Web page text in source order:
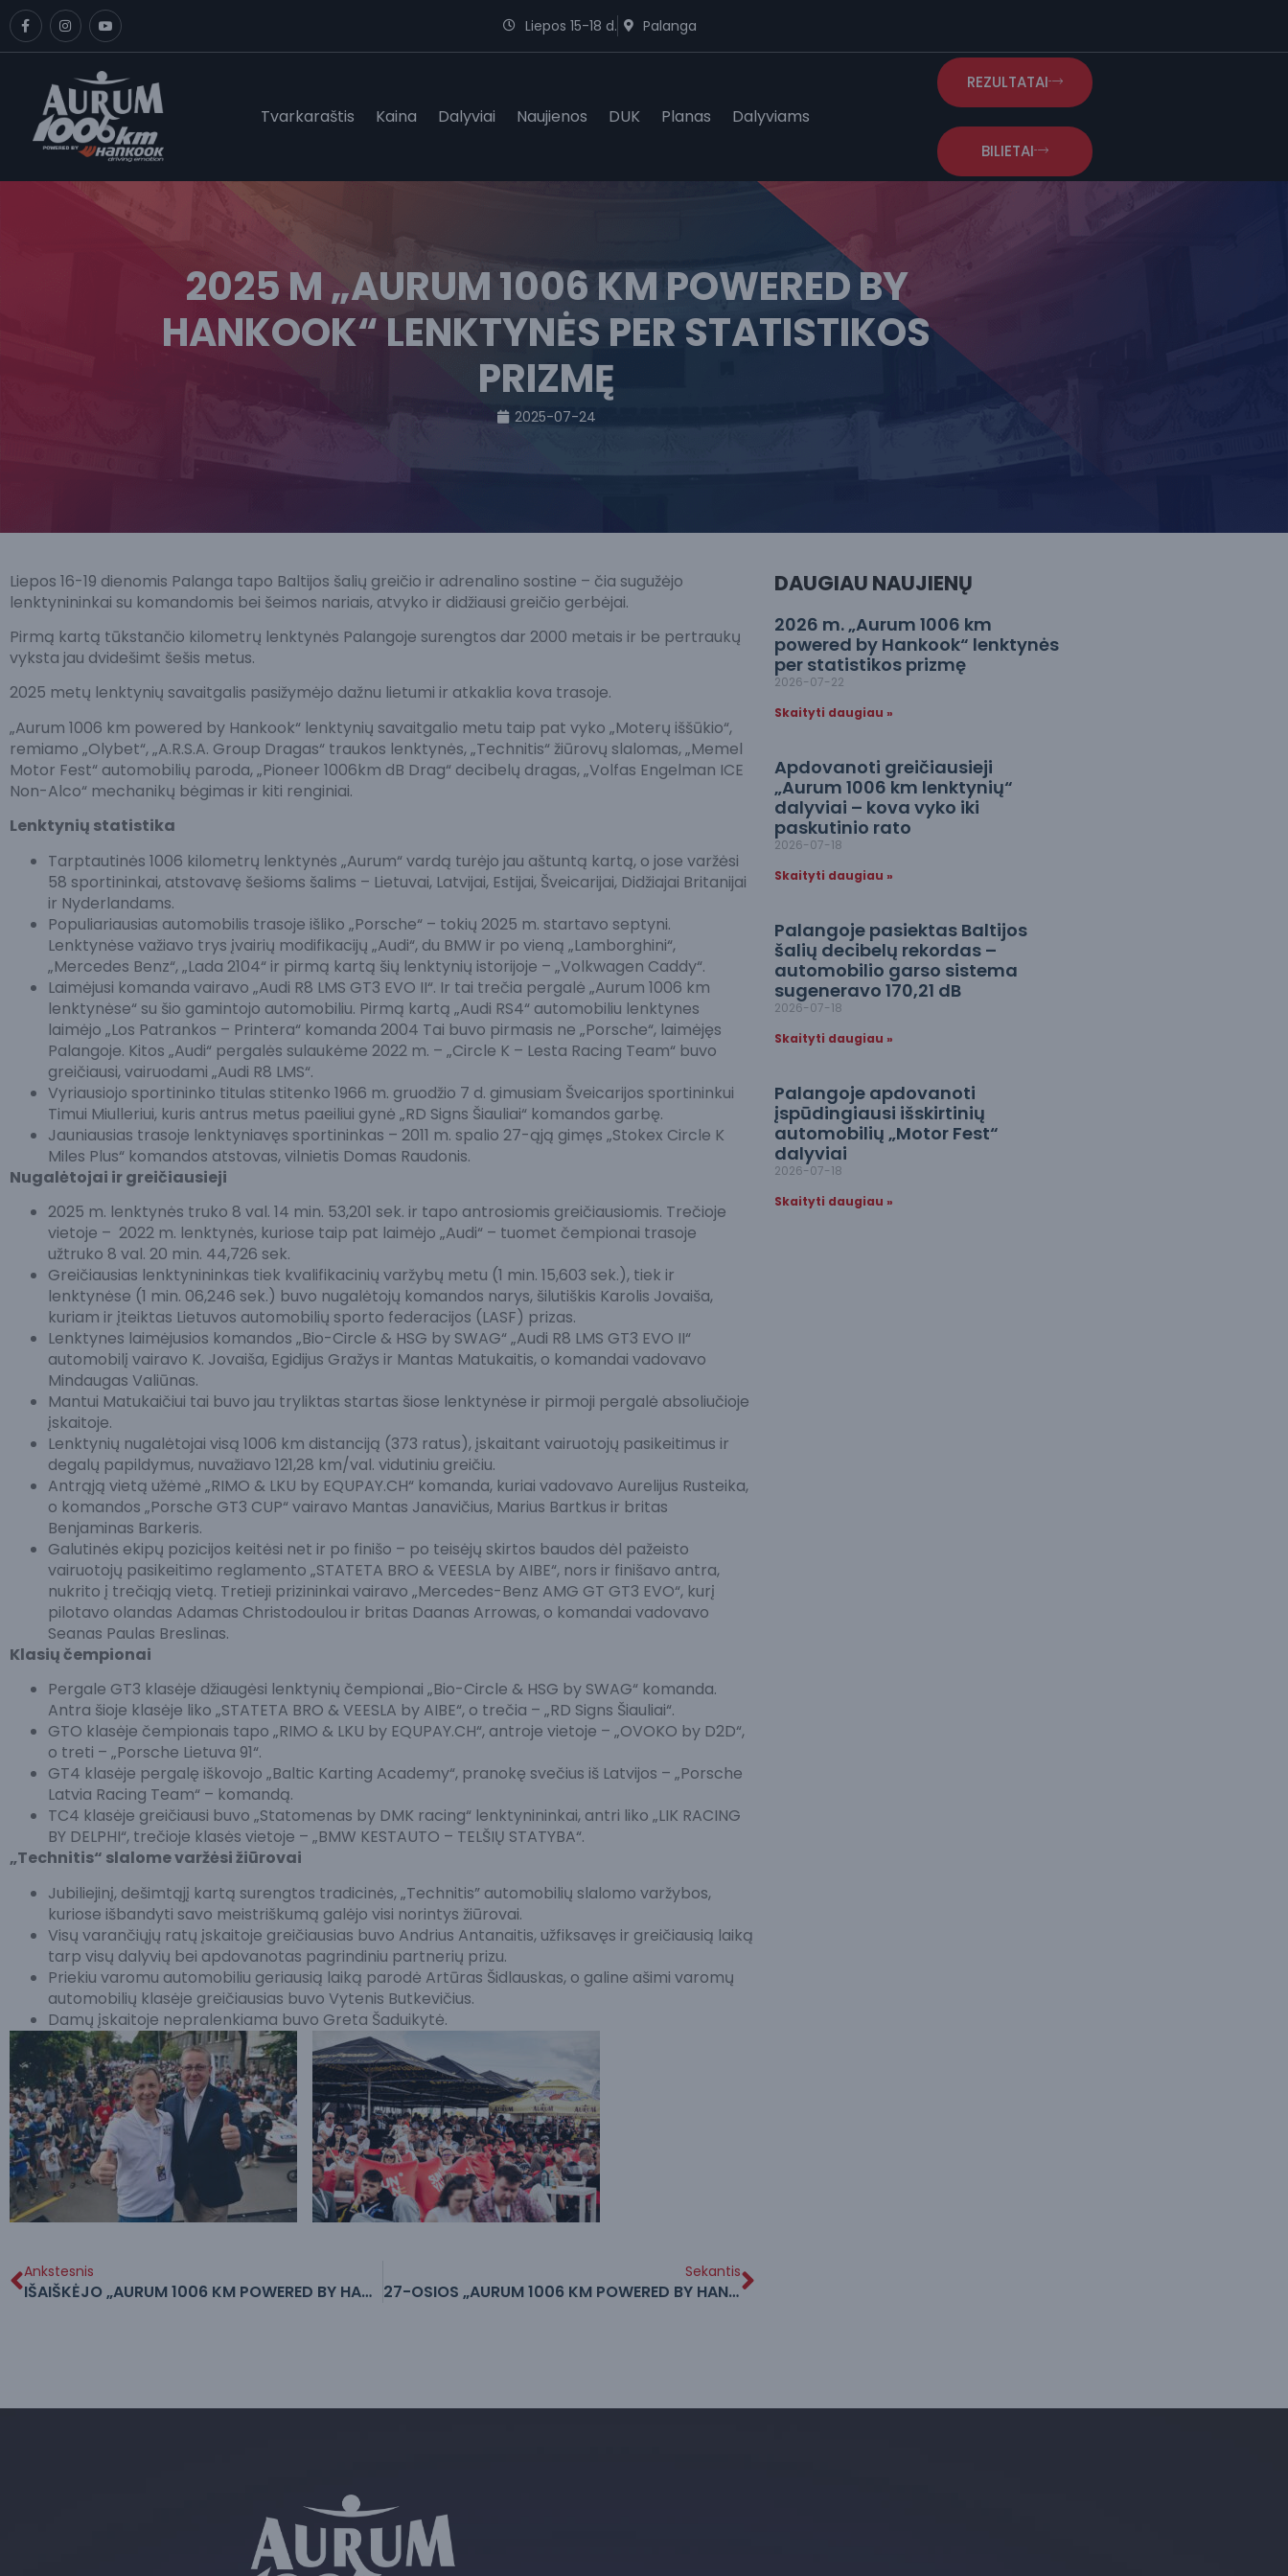
Liepos 15-18 d. Palanga
Tvarkaraštis Kaina Dalyviai Naujienos DUK Planas Dalyviams
REZULTATAI
BILIETAI
2025 M „AURUM 1006 KM POWERED BY
HANKOOK“ LENKTYNĖS PER STATISTIKOS
PRIZMĘ
2025-07-24
Liepos 16-19 dienomis Palanga tapo Baltijos šalių greičio ir adrenalino sostine – čia sugužėjo
lenktynininkai su komandomis bei šeimos nariais, atvyko ir didžiausi greičio gerbėjai.
Pirmą kartą tūkstančio kilometrų lenktynės Palangoje surengtos dar 2000 metais ir be pertraukų
vyksta jau dvidešimt šešis metus.
2025 metų lenktynių savaitgalis pasižymėjo dažnu lietumi ir atkaklia kova trasoje.
„Aurum 1006 km powered by Hankook“ lenktynių savaitgalio metu taip pat vyko „Moterų iššūkio“,
remiamo „Olybet“, „A.R.S.A. Group Dragas“ traukos lenktynės, „Technitis“ žiūrovų slalomas, „Memel
Motor Fest“ automobilių paroda, „Pioneer 1006km dB Drag“ decibelų dragas, „Volfas Engelman ICE
Non-Alco“ mechanikų bėgimas ir kiti renginiai.
Lenktynių statistika
Tarptautinės 1006 kilometrų lenktynės „Aurum“ vardą turėjo jau aštuntą kartą, o jose varžėsi
58 sportininkai, atstovavę šešioms šalims – Lietuvai, Latvijai, Estijai, Šveicarijai, Didžiajai Britanijai
ir Nyderlandams.
Populiariausias automobilis trasoje išliko „Porsche“ – tokių 2025 m. startavo septyni.
Lenktynėse važiavo trys įvairių modifikacijų „Audi“, du BMW ir po vieną „Lamborghini“,
„Mercedes Benz“, „Lada 2104“ ir pirmą kartą šių lenktynių istorijoje – „Volkwagen Caddy“.
Laimėjusi komanda vairavo „Audi R8 LMS GT3 EVO II“. Ir tai trečia pergalė „Aurum 1006 km
lenktynėse“ su šio gamintojo automobiliu. Pirmą kartą „Audi RS4“ automobiliu lenktynes
laimėjo „Los Patrankos – Printera“ komanda 2004 Tai buvo pirmasis ne „Porsche“, laimėjęs
Palangoje. Kitos „Audi“ pergalės sulaukėme 2022 m. – „Circle K – Lesta Racing Team“ buvo
greičiausi, vairuodami „Audi R8 LMS“.
Vyriausiojo sportininko titulas stitenko 1966 m. gruodžio 7 d. gimusiam Šveicarijos sportininkui
Timui Miulleriui, kuris antrus metus paeiliui gynė „RD Signs Šiauliai“ komandos garbę.
Jauniausias trasoje lenktyniavęs sportininkas – 2011 m. spalio 27-ąją gimęs „Stokex Circle K
Miles Plus“ komandos atstovas, vilnietis Domas Raudonis.
Nugalėtojai ir greičiausieji
2025 m. lenktynės truko 8 val. 14 min. 53,201 sek. ir tapo antrosiomis greičiausiomis. Trečioje
vietoje – 2022 m. lenktynės, kuriose taip pat laimėjo „Audi“ – tuomet čempionai trasoje
užtruko 8 val. 20 min. 44,726 sek.
Greičiausias lenktynininkas tiek kvalifikacinių varžybų metu (1 min. 15,603 sek.), tiek ir
lenktynėse (1 min. 06,246 sek.) buvo nugalėtojų komandos narys, šilutiškis Karolis Jovaiša,
kuriam ir įteiktas Lietuvos automobilių sporto federacijos (LASF) prizas.
Lenktynes laimėjusios komandos „Bio-Circle & HSG by SWAG“ „Audi R8 LMS GT3 EVO II“
automobilį vairavo K. Jovaiša, Egidijus Gražys ir Mantas Matukaitis, o komandai vadovavo
Mindaugas Valiūnas.
Mantui Matukaičiui tai buvo jau tryliktas startas šiose lenktynėse ir pirmoji pergalė absoliučioje
įskaitoje.
Lenktynių nugalėtojai visą 1006 km distanciją (373 ratus), įskaitant vairuotojų pasikeitimus ir
degalų papildymus, nuvažiavo 121,28 km/val. vidutiniu greičiu.
Antrąją vietą užėmė „RIMO & LKU by EQUPAY.CH“ komanda, kuriai vadovavo Aurelijus Rusteika,
o komandos „Porsche GT3 CUP“ vairavo Mantas Janavičius, Marius Bartkus ir britas
Benjaminas Barkeris.
Galutinės ekipų pozicijos keitėsi net ir po finišo – po teisėjų skirtos baudos dėl pažeisto
vairuotojų pasikeitimo reglamento „STATETA BRO & VEESLA by AIBE“, nors ir finišavo antra,
nukrito į trečiąją vietą. Tretieji prizininkai vairavo „Mercedes-Benz AMG GT GT3 EVO“, kurį
pilotavo olandas Adamas Christodoulou ir britas Daanas Arrowas, o komandai vadovavo
Seanas Paulas Breslinas.
Klasių čempionai
Pergale GT3 klasėje džiaugėsi lenktynių čempionai „Bio-Circle & HSG by SWAG“ komanda.
Antra šioje klasėje liko „STATETA BRO & VEESLA by AIBE“, o trečia – „RD Signs Šiauliai“.
GTO klasėje čempionais tapo „RIMO & LKU by EQUPAY.CH“, antroje vietoje – „OVOKO by D2D“,
o treti – „Porsche Lietuva 91“.
GT4 klasėje pergalę iškovojo „Baltic Karting Academy“, pranokę svečius iš Latvijos – „Porsche
Latvia Racing Team“ – komandą.
TC4 klasėje greičiausi buvo „Statomenas by DMK racing“ lenktynininkai, antri liko „LIK RACING
BY DELPHI“, trečioje klasės vietoje – „BMW KESTAUTO – TELŠIŲ STATYBA“.
„Technitis“ slalome varžėsi žiūrovai
Jubiliejinį, dešimtąjį kartą surengtos tradicinės, „Technitis” automobilių slalomo varžybos,
kuriose išbandyti savo meistriškumą galėjo visi norintys žiūrovai.
Visų varančiųjų ratų įskaitoje greičiausias buvo Andrius Antanaitis, užfiksavęs ir greičiausią laiką
tarp visų dalyvių bei apdovanotas pagrindiniu partnerių prizu.
Priekiu varomu automobiliu geriausią laiką parodė Artūras Šidlauskas, o galine ašimi varomų
automobilių klasėje greičiausias buvo Vytenis Butkevičius.
Damų įskaitoje nepralenkiama buvo Greta Šaduikytė.
Ankstesnis
IŠAIŠKĖJO „AURUM 1006 KM POWERED BY HANKOOK“ LENKTYNIŲ GREIČIAUSIEJI
Sekantis
27-OSIOS „AURUM 1006 KM POWERED BY HANKOOK“ LENKTYNĖS -2026 M. LIEPOS 15-18 DIENOMIS
DAUGIAU NAUJIENŲ
2026 m. „Aurum 1006 km
powered by Hankook“ lenktynės
per statistikos prizmę
2026-07-22
Skaityti daugiau »
Apdovanoti greičiausieji
„Aurum 1006 km lenktynių“
dalyviai – kova vyko iki
paskutinio rato
2026-07-18
Skaityti daugiau »
Palangoje pasiektas Baltijos
šalių decibelų rekordas –
automobilio garso sistema
sugeneravo 170,21 dB
2026-07-18
Skaityti daugiau »
Palangoje apdovanoti
įspūdingiausi išskirtinių
automobilių „Motor Fest“
dalyviai
2026-07-18
Skaityti daugiau »